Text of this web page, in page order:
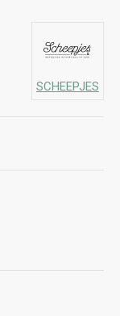
SCHEEPJES